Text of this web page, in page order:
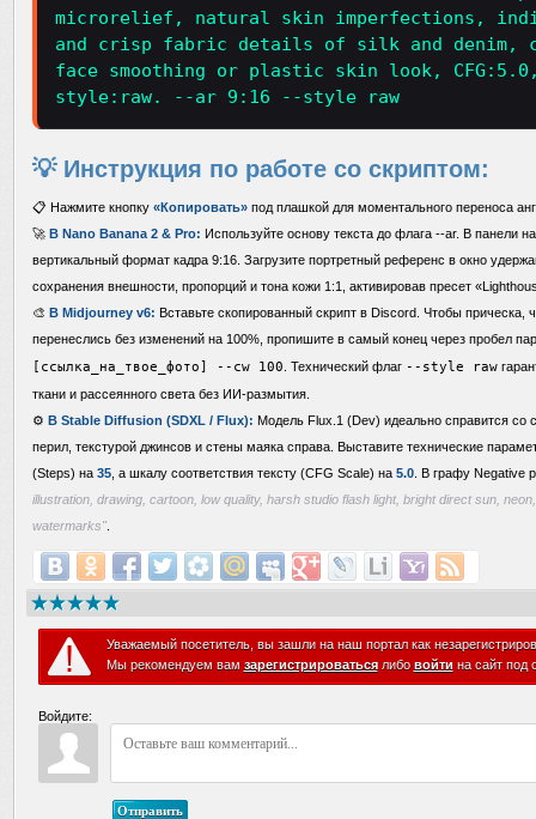
microrelief, natural skin imperfections,
and crisp fabric details of silk and denim,
face smoothing or plastic skin look,
style:raw. --ar 9:16 --style raw
💡 Инструкция по работе со скриптом:
📋 Нажмите кнопку «Копировать» под плашкой для моментального переноса
🚀 В Nano Banana 2 & Pro: Используйте основу текста до флага --ar. В панели
вертикальный формат кадра 9:16. Загрузите портретный референс в окно
сохранения внешности, пропорций и тона кожи 1:1, активировав пресет
🎨 В Midjourney v6: Вставьте скопированный скрипт в Discord. Чтобы прическа,
перенеслись без изменений на 100%, пропишите в самый конец через пробел
[ссылка_на_твое_фото] --cw 100 . Технический флаг --style raw
ткани и рассеянного света без ИИ-размытия.
⚙️ В Stable Diffusion (SDXL / Flux): Модель Flux.1 (Dev) идеально справится со
перил, текстурой джинсов и стены маяка справа. Выставите технические
(Steps) на 35 , а шкалу соответствия тексту (CFG Scale) на 5.0 . В графу Negative
illustration, drawing, cartoon, low quality, harsh studio flash light, bright direct sun,
watermarks"
Уважаемый посетитель, вы зашли на наш портал как
Мы рекомендуем вам зарегистрироватьсялибо войти на сайт под
Войдите:
Отправить